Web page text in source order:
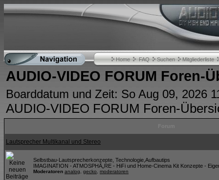
Home FAQ Suchen Mitgliederliste
AUDIO-VIDEO FORUM Foren-
Boarddatum und Zeit: So Aug 09, 2026
AUDIO-VIDEO FORUM Foren-
Lautsprecher Multikanal und Stereo
Selbstbau-Lautsprecherkonzepte, Technologie,Aufbautips
IMAGINATION - ATMOSPHÃ„RE - HiFi und Home-Cinema Kit Konzepte -
Moderatoren analog gecko moderatoren